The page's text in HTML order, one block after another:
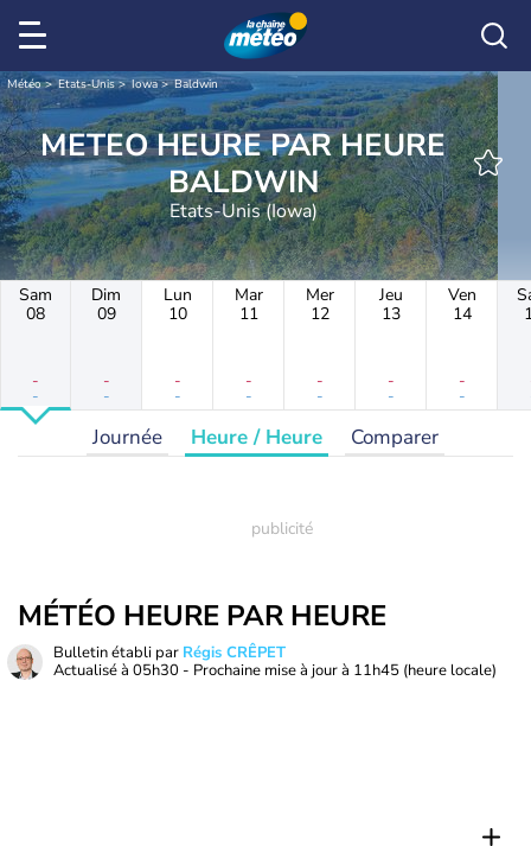
Météo Etats-Unis Iowa Baldwin
METEO HEURE PAR HEURE
BALDWIN
Etats-Unis (Iowa)
Sam
08
-
-
Dim
09
-
-
Lun
10
-
-
Mar
11
-
-
Mer
12
-
-
Jeu
13
-
-
Ven
14
-
-
Journée Heure / Heure Comparer
MÉTÉO HEURE PAR HEURE
Bulletin établi par Régis CRÊPET
Actualisé à 05h30 - Prochaine mise à jour à 11h45 (heure locale)